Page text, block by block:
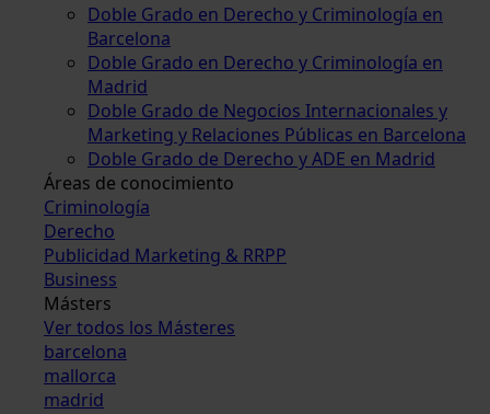
Doble Grado en Derecho y Criminología en
Barcelona
Doble Grado en Derecho y Criminología en
Madrid
Doble Grado de Negocios Internacionales y
Marketing y Relaciones Públicas en Barcelona
Doble Grado de Derecho y ADE en Madrid
Áreas de conocimiento
Criminología
Derecho
Publicidad Marketing & RRPP
Business
Másters
Ver todos los Másteres
barcelona
mallorca
madrid